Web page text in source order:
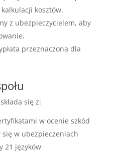
kosztów.
z ubezpieczycielem, aby
przeznaczona dla
się z:
w ocenie szkód
w ubezpieczeniach
21 języków